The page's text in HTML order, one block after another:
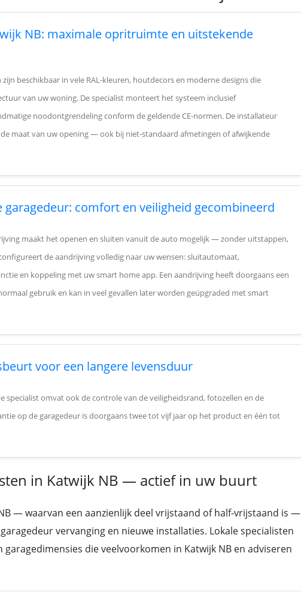
NB: maximale opritruimte en uitstekende
beschikbaar in vele RAL-kleuren, houtdecors en moderne designs die
van uw woning. De specialist monteert het systeem inclusief
noodontgrendeling conform de geldende CE-normen. De installateur
maat van uw opening — ook bij niet-standaard afmetingen of afwijkende
garagedeur: comfort en veiligheid gecombineerd
maakt het openen en sluiten vanuit de auto mogelijk — zonder uitstappen,
de aandrijving volledig naar uw wensen: sluitautomaat,
en koppeling met uw smart home app. Een aandrijving heeft doorgaans een
gebruik en kan in veel gevallen later worden geüpgraded met smart
voor een langere levensduur
specialist omvat ook de controle van de veiligheidsrand, fotozellen en de
op de garagedeur is doorgaans twee tot vijf jaar op het product en één tot
in Katwijk NB — actief in uw buurt
— waarvan een aanzienlijk deel vrijstaand of half-vrijstaand is —
vervanging en nieuwe installaties. Lokale specialisten
die veelvoorkomen in Katwijk NB en adviseren